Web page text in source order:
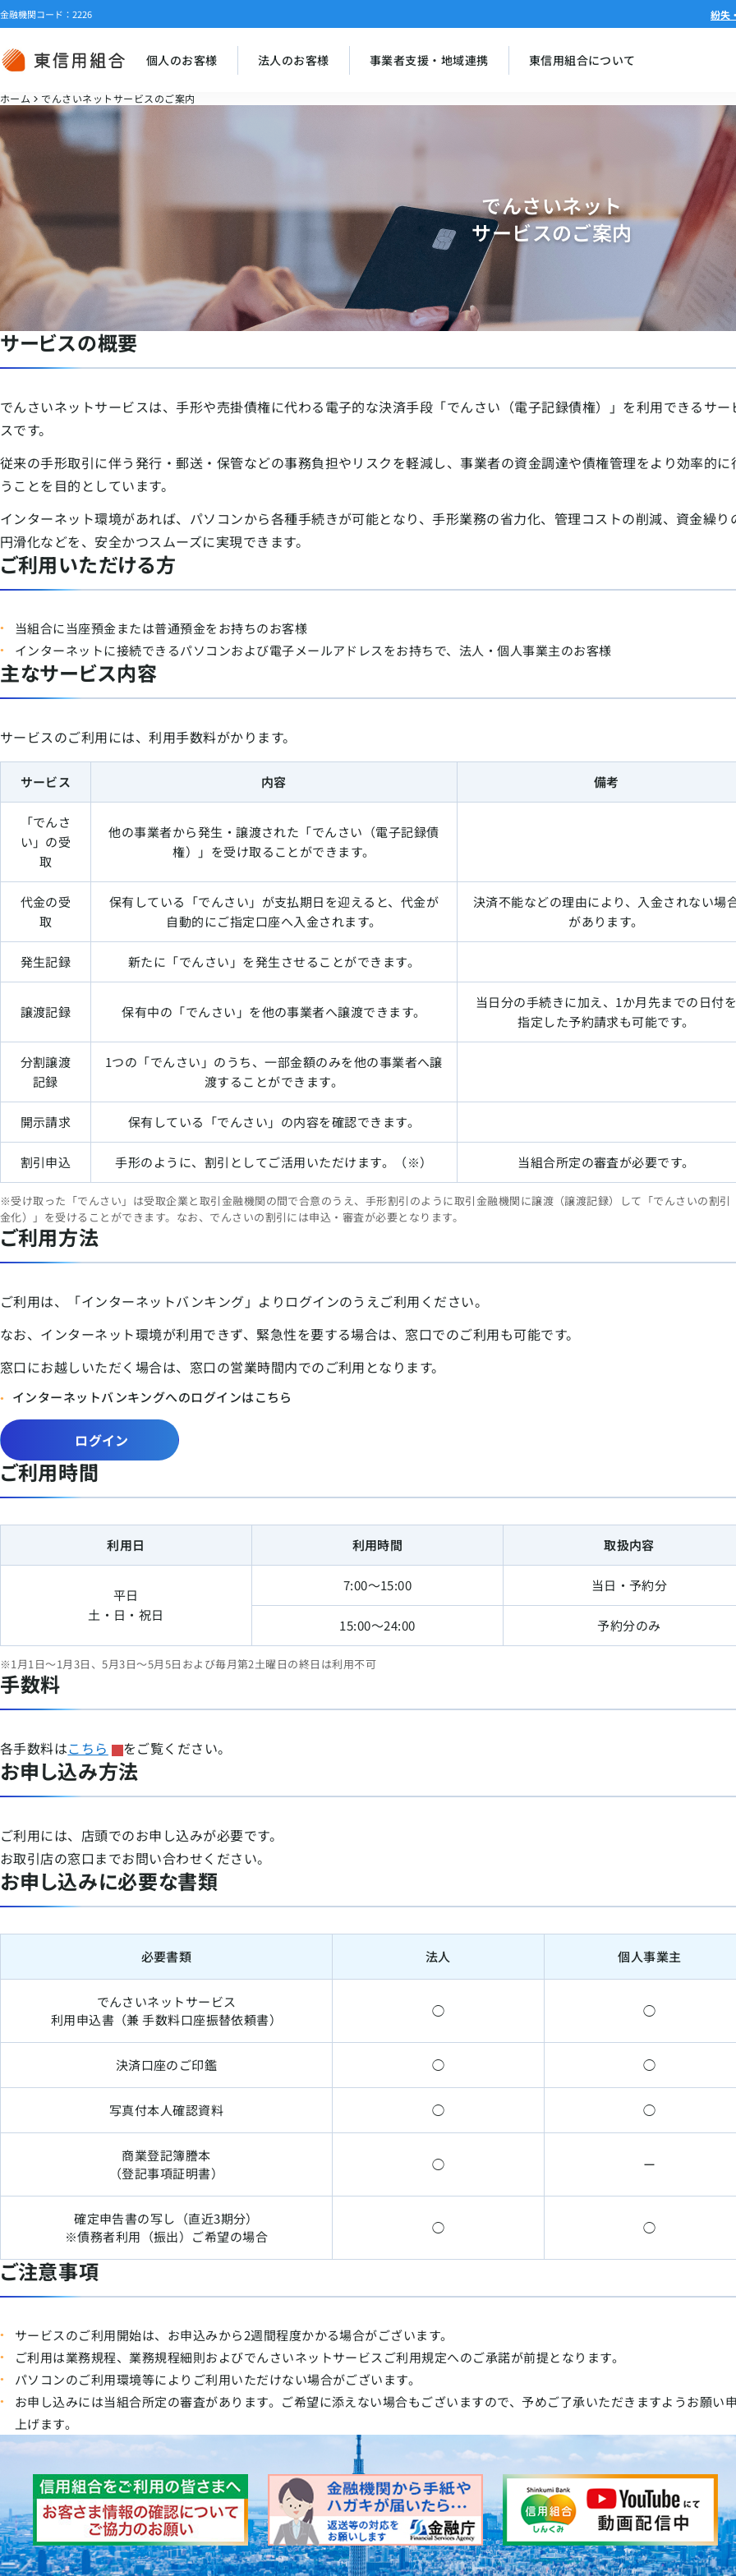
金融機関コード：2226 紛失
個人のお客様 法人のお客様 事業者支援・地域連携 東信用組合について
ホーム でんさいネットサービスのご案内
でんさいネット
サービスのご案内
サービスの概要
でんさいネットサービスは、手形や売掛債権に代わる電子的な決済手段「でんさい（電子記録債権）」を利用できるサー
スです。
従来の手形取引に伴う発行・郵送・保管などの事務負担やリスクを軽減し、事業者の資金調達や債権管理をより効率的に
うことを目的としています。
インターネット環境があれば、パソコンから各種手続きが可能となり、手形業務の省力化、管理コストの削減、資金繰り
円滑化などを、安全かつスムーズに実現できます。
ご利用いただける方
当組合に当座預金または普通預金をお持ちのお客様
インターネットに接続できるパソコンおよび電子メールアドレスをお持ちで、法人・個人事業主のお客様
主なサービス内容
サービスのご利用には、利用手数料がかります。
サービス 内容 備考
「でんさ
い」の受
取
他の事業者から発生・譲渡された「でんさい（電子記録債
権）」を受け取ることができます。
代金の受
取
保有している「でんさい」が支払期日を迎えると、代金が
自動的にご指定口座へ入金されます。
決済不能などの理由により、入金されない場
があります。
発生記録 新たに「でんさい」を発生させることができます。
譲渡記録 保有中の「でんさい」を他の事業者へ譲渡できます。
当日分の手続きに加え、1か月先までの日付
指定した予約請求も可能です。
分割譲渡
記録
1つの「でんさい」のうち、一部金額のみを他の事業者へ譲
渡することができます。
開示請求 保有している「でんさい」の内容を確認できます。
割引申込 手形のように、割引としてご活用いただけます。（※） 当組合所定の審査が必要です。
※受け取った「でんさい」は受取企業と取引金融機関の間で合意のうえ、手形割引のように取引金融機関に譲渡（譲渡記録）して「でんさいの割引
金化）」を受けることができます。なお、でんさいの割引には申込・審査が必要となります。
ご利用方法
ご利用は、「インターネットバンキング」よりログインのうえご利用ください。
なお、インターネット環境が利用できず、緊急性を要する場合は、窓口でのご利用も可能です。
窓口にお越しいただく場合は、窓口の営業時間内でのご利用となります。
インターネットバンキングへのログインはこちら
ログイン
ご利用時間
利用日 利用時間 取扱内容
平日
土・日・祝日
7:00〜15:00 当日・予約分
15:00〜24:00 予約分のみ
※1月1日〜1月3日、5月3日〜5月5日および毎月第2土曜日の終日は利用不可
手数料
各手数料はこちら をご覧ください。
お申し込み方法
ご利用には、店頭でのお申し込みが必要です。
お取引店の窓口までお問い合わせください。
お申し込みに必要な書類
必要書類 法人 個人事業主
でんさいネットサービス
利用申込書（兼 手数料口座振替依頼書）
◯ ◯
決済口座のご印鑑 ◯ ◯
写真付本人確認資料 ◯ ◯
商業登記簿謄本
（登記事項証明書）
◯ ー
確定申告書の写し（直近3期分）
※債務者利用（振出）ご希望の場合
◯ ◯
ご注意事項
サービスのご利用開始は、お申込みから2週間程度かかる場合がございます。
ご利用は業務規程、業務規程細則およびでんさいネットサービスご利用規定へのご承諾が前提となります。
パソコンのご利用環境等によりご利用いただけない場合がございます。
お申し込みには当組合所定の審査があります。ご希望に添えない場合もございますので、予めご了承いただきますようお願い
上げます。